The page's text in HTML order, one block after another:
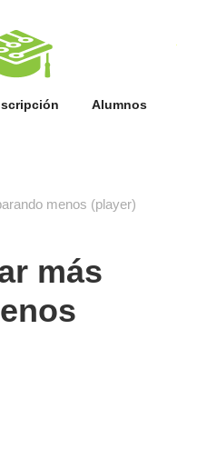
Alumnos
menos (player)
más